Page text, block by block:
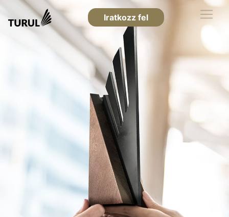
Iratkozz fel